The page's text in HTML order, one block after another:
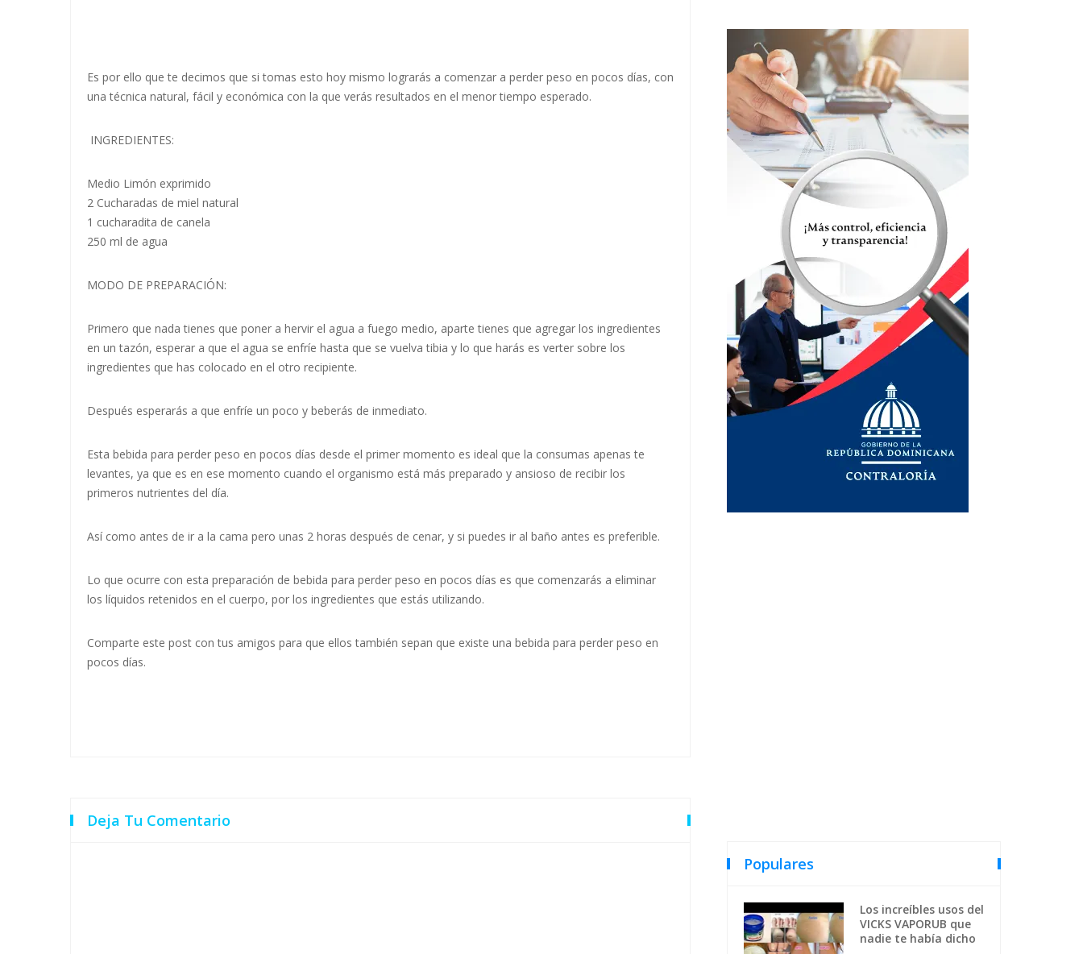
Es por ello que te decimos que si tomas esto hoy mismo lograrás a comenzar a perder peso en pocos días, con
una técnica natural, fácil y económica con la que verás resultados en el menor tiempo esperado.
INGREDIENTES:
Medio Limón exprimido
2 Cucharadas de miel natural
1 cucharadita de canela
250 ml de agua
MODO DE PREPARACIÓN:
Primero que nada tienes que poner a hervir el agua a fuego medio, aparte tienes que agregar los ingredientes
en un tazón, esperar a que el agua se enfríe hasta que se vuelva tibia y lo que harás es verter sobre los
ingredientes que has colocado en el otro recipiente.
Después esperarás a que enfríe un poco y beberás de inmediato.
Esta bebida para perder peso en pocos días desde el primer momento es ideal que la consumas apenas te
levantes, ya que es en ese momento cuando el organismo está más preparado y ansioso de recibir los
primeros nutrientes del día.
Así como antes de ir a la cama pero unas 2 horas después de cenar, y si puedes ir al baño antes es preferible.
Lo que ocurre con esta preparación de bebida para perder peso en pocos días es que comenzarás a eliminar
los líquidos retenidos en el cuerpo, por los ingredientes que estás utilizando.
Comparte este post con tus amigos para que ellos también sepan que existe una bebida para perder peso en
pocos días.
Deja Tu Comentario
Populares
Los increíbles usos del
VICKS VAPORUB que
nadie te había dicho